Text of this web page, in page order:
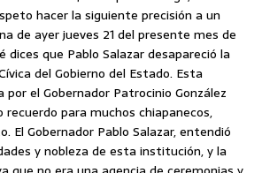
hacer la siguiente precisión a un
de ayer jueves 21 del presente mes de
dices que Pablo Salazar desapareció la
del Gobierno del Estado. Esta
el Gobernador Patrocinio González
para muchos chiapanecos,
El Gobernador Pablo Salazar, entendió
y nobleza de esta institución, y la